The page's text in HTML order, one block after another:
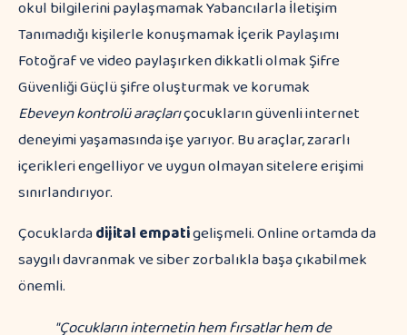
okul bilgilerini paylaşmamak Yabancılarla İletişim
Tanımadığı kişilerle konuşmamak İçerik Paylaşımı
Fotoğraf ve video paylaşırken dikkatli olmak Şifre
Güvenliği Güçlü şifre oluşturmak ve korumak
Ebeveyn kontrolü araçlarıçocukların güvenli internet
deneyimi yaşamasında işe yarıyor. Bu araçlar, zararlı
içerikleri engelliyor ve uygun olmayan sitelere erişimi
sınırlandırıyor.
Çocuklardadijital empatigelişmeli. Online ortamda da
saygılı davranmak ve siber zorbalıkla başa çıkabilmek
önemli.
"Çocukların internetin hem fırsatlar hem de